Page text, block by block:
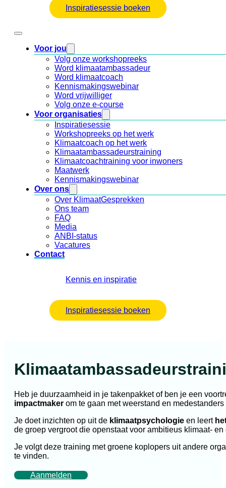
Inspiratiesessie boeken
Voor jou
Volg onze workshopreeks
Word klimaatambassadeur
Word klimaatcoach
Kennismakingswebinar
Word vrijwilliger
Volg onze e-course
Voor organisaties
Inspiratiesessie
Workshopreeks op het werk
Klimaatcoach op het werk
Klimaatambassadeurstraining
Klimaatcoachtraining voor inwoners
Maatwerk
Kennismakingswebinar
Over ons
Over KlimaatGesprekken
Ons team
FAQ
Media
ANBI-status
Vacatures
Contact
Kennis en inspiratie
Inspiratiesessie boeken
Heb je duurzaamheid in je takenpakket of ben je een
impactmaker om te gaan met weerstand en
Je doet inzichten op uit de klimaatpsychologie en leert
de groep vergroot die openstaat voor ambitieus klimaat-
Je volgt deze training met groene koplopers uit andere
te vinden.
Aanmelden